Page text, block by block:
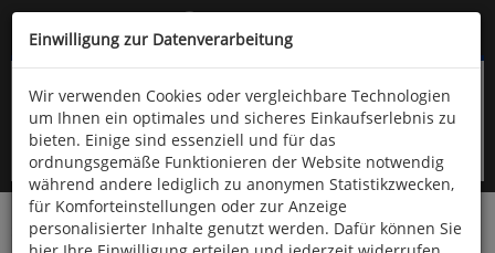
Kompletten Head der Seite überspringen
oder (06766) 9323-960
Startseite Bücher
Limpert Verlag
Einwilligung zur Datenverarbeitung
Wir verwenden Cookies oder vergleichbare Technologien
um Ihnen ein optimales und sicheres Einkaufserlebnis zu
bieten. Einige sind essenziell und für das
ordnungsgemäße Funktionieren der Website notwendig
während andere lediglich zu anonymen Statistikzwecken,
für Komforteinstellungen oder zur Anzeige
personalisierter Inhalte genutzt werden. Dafür können Sie